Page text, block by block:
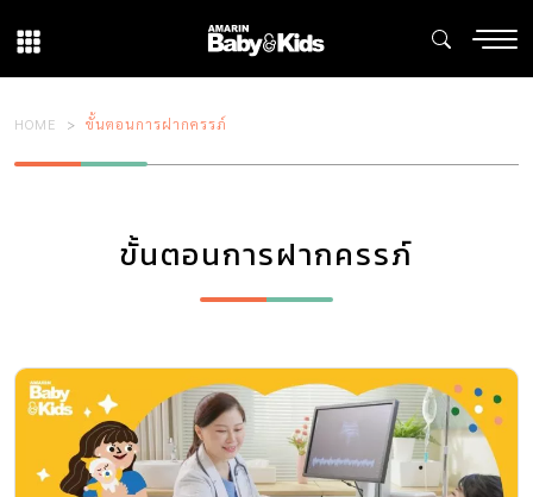
HOME ขั้นตอนการฝากครรภ์
ขั้นตอนการฝากครรภ์